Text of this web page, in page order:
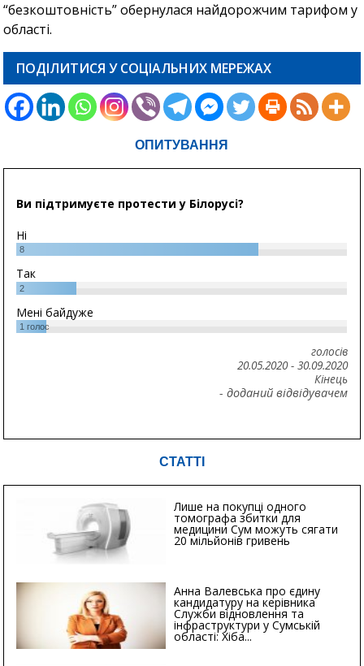
“безкоштовність” обернулася найдорожчим тарифом у
області.
ПОДІЛИТИСЯ У СОЦІАЛЬНИХ МЕРЕЖАХ
ОПИТУВАННЯ
Ви підтримуєте протести у Білорусі?
Ні
8
Так
2
Мені байдуже
1 голос
голосів
20.05.2020- 30.09.2020
Кінець
- доданий відвідувачем
СТАТТІ
Лише на покупці одного
томографа збитки для
медицини Сум можуть сягати
20 мільйонів гривень
Анна Валевська про єдину
кандидатуру на керівника
Служби відновлення та
інфраструктури у Сумській
області: Хіба...